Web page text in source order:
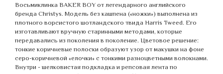
Восьмиклинка BAKER BOY от легендарного английского
бренда Christys. Модель без кашпена («ножки») выполнена из
плотного ворсистого шотландского твида Harris Tweed. Его
изготавливают вручную старинными методами, которые
передавались из поколения в поколение. Цветовое решение:
тонкие коричневые полоски образуют узор от макушки на фоне
серо-коричневой «елочки» с тонкими разноцветными волокнами.
Внутри - шелковистая подкладка и репсовая лента по